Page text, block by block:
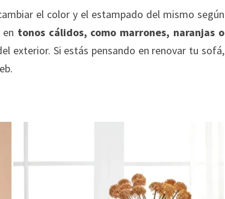
el color y el estampado del mismo según
tonos cálidos, como marrones, naranjas o
exterior. Si estás pensando en renovar tu sofá,